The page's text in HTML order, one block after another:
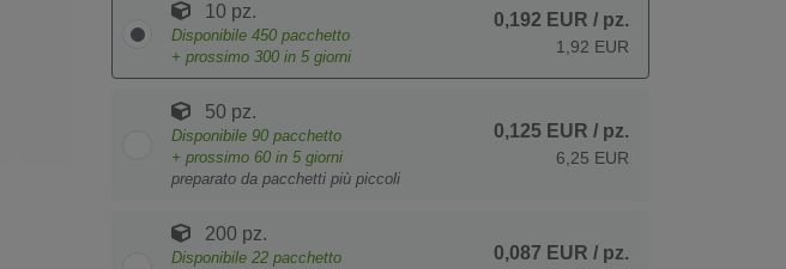
10 pz.
Disponibile 450 pacchetto
+ prossimo 300 in 5 giorni
0,192 EUR / pz.
1,92 EUR
50 pz.
Disponibile 90 pacchetto
+ prossimo 60 in 5 giorni
preparato da pacchetti più piccoli
0,125 EUR / pz.
6,25 EUR
200 pz.
Disponibile 22 pacchetto
0,087 EUR / pz.